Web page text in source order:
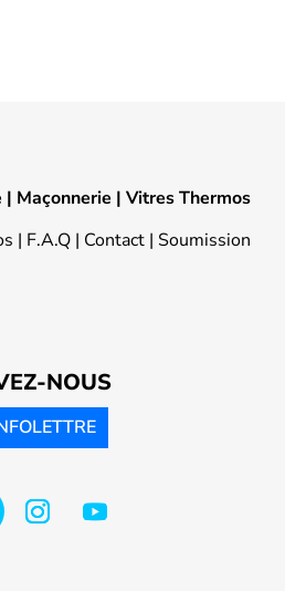
| Maçonnerie |Vitres Thermos
| F.A.Q | Contact | Soumission
NOUS